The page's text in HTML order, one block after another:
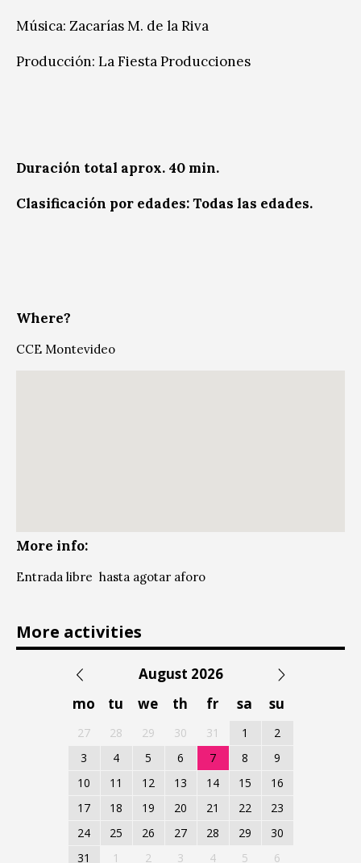
Música: Zacarías M. de la Riva
Producción: La Fiesta Producciones
Duración total aprox. 40 min.
Clasificación por edades: Todas las edades.
Where?
CCE Montevideo
More info:
Entrada libre hasta agotar aforo
More activities
August 2026
mo
tu we th fr sa su
27 28 29 30 31 1
2
3
4 5 6 7 8
9
10
11 12 13 14 15
16
17
18 19 20 21 22
23
24
25 26 27 28 29
30
31
1 2 3 4 5 6